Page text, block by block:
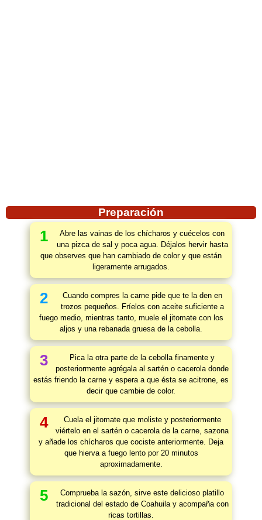
Preparación
1
Abre las vainas de los chícharos y cuécelos con
una pizca de sal y poca agua. Déjalos hervir hasta
que observes que han cambiado de color y que están
ligeramente arrugados.
2
Cuando compres la carne pide que te la den en
trozos pequeños. Fríelos con aceite suficiente a
fuego medio, mientras tanto, muele el jitomate con los
aljos y una rebanada gruesa de la cebolla.
3
Pica la otra parte de la cebolla finamente y
posteriormente agrégala al sartén o cacerola donde
estás friendo la carne y espera a que ésta se acitrone, es
decir que cambie de color.
4
Cuela el jitomate que moliste y posteriormente
viértelo en el sartén o cacerola de la carne, sazona
y añade los chícharos que cociste anteriormente. Deja
que hierva a fuego lento por 20 minutos
aproximadamente.
5
Comprueba la sazón, sirve este delicioso platillo
tradicional del estado de Coahuila y acompaña con
ricas tortillas.